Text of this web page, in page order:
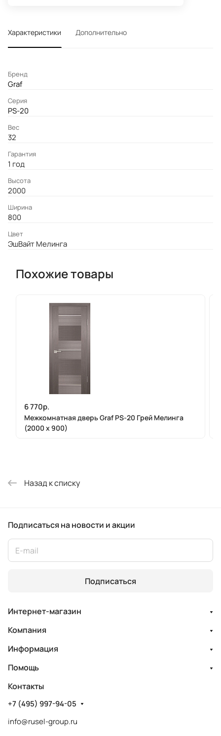
Характеристики Дополнительно
Бренд
Graf
Серия
PS-20
Вес
32
Гарантия
1 год
Высота
2000
Ширина
800
Цвет
ЭшВайт Мелинга
Похожие товары
6 770р.
Межкомнатная дверь Graf PS-20 Грей Мелинга
(2000 х 900)
Назад к списку
Подписаться на новости и акции
Подписаться
Интернет-магазин
Компания
Информация
Помощь
Контакты
+7 (495) 997-94-05
info@rusel-group.ru